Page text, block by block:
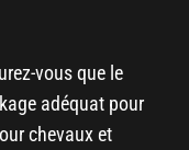
vous que le
adéquat pour
chevaux et